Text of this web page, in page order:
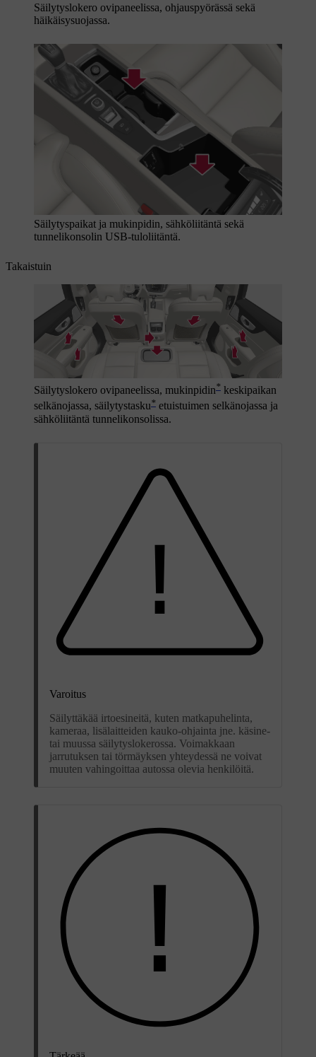
Säilytyslokero ovipaneelissa, ohjauspyörässä sekä
häikäisysuojassa.
Säilytyspaikat ja mukinpidin, sähköliitäntä sekä
tunnelikonsolin USB-tuloliitäntä.
Takaistuin
Säilytyslokero ovipaneelissa, mukinpidin* keskipaikan
selkänojassa, säilytystasku* etuistuimen selkänojassa ja
sähköliitäntä tunnelikonsolissa.
Varoitus
Säilyttäkää irtoesineitä, kuten matkapuhelinta,
kameraa, lisälaitteiden kauko-ohjainta jne. käsine-
tai muussa säilytyslokerossa. Voimakkaan
jarrutuksen tai törmäyksen yhteydessä ne voivat
muuten vahingoittaa autossa olevia henkilöitä.